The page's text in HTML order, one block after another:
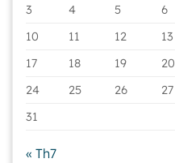
3
4 5 6
10
11 12 13
17
18 19 20
24
25 26 27
31
« Th7